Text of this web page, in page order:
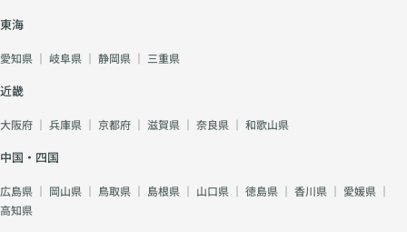
東海
愛知県 ｜ 岐阜県 ｜ 静岡県 ｜ 三重県
近畿
大阪府 ｜ 兵庫県 ｜ 京都府 ｜ 滋賀県 ｜ 奈良県 ｜ 和歌山県
中国・四国
広島県 ｜ 岡山県 ｜ 鳥取県 ｜ 島根県 ｜ 山口県 ｜ 徳島県 ｜ 香川県 ｜ 愛媛県 ｜
高知県